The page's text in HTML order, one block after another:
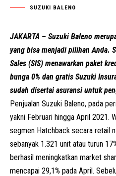
SUZUKI BALENO
JAKARTA – Suzuki Baleno
yang bisa menjadi pilihan Anda.
Sales (SIS) menawarkan paket
bunga 0% dan gratis Suzuki
sudah disertai asuransi untuk
Penjualan Suzuki Baleno, pada
yakni Februari hingga April 2021.
segmen Hatchback secara retail
sebanyak 1.321 unit atau turun
berhasil meningkatkan market
mencapai 29,1% pada April.